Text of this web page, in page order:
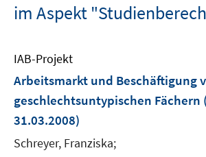
im Aspekt
IAB-Projekt
Arbeitsmarkt und Beschäftigung
geschlechtsuntypischen Fächern
31.03.2008)
Schreyer, Franziska;